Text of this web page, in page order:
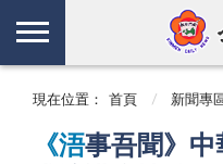
現在位置： 首頁 新聞專
《浯事吾聞》中